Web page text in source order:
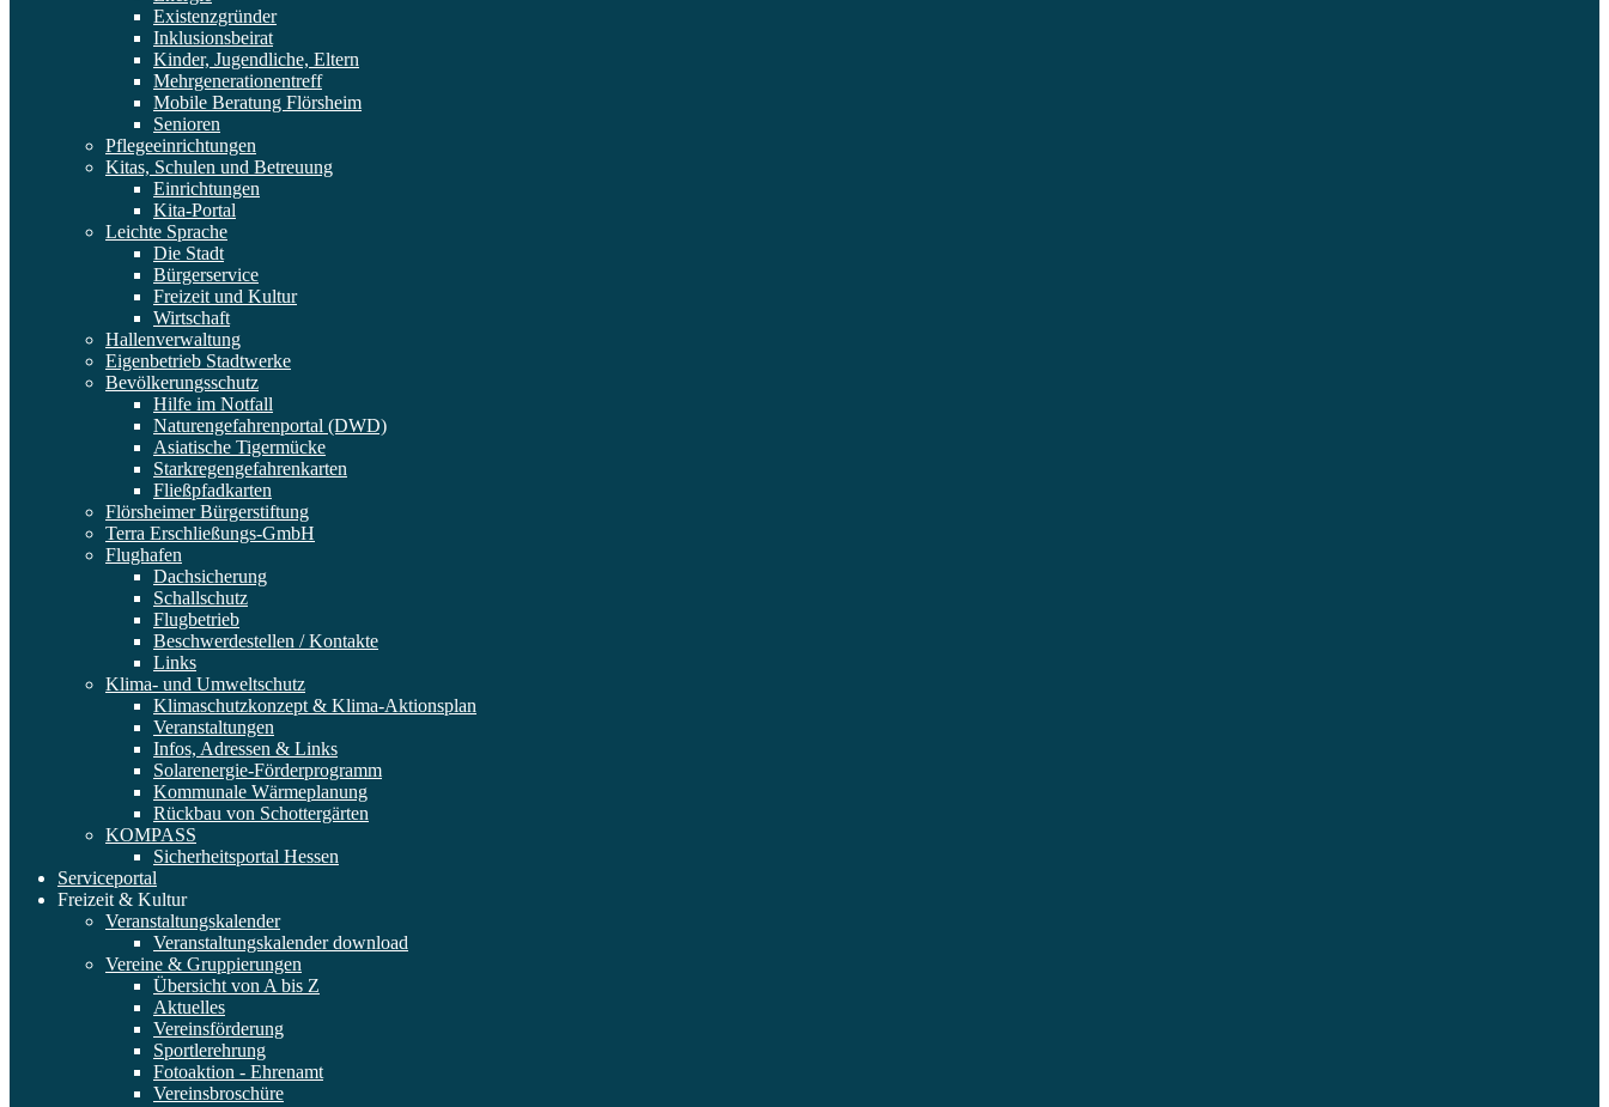
Existenzgründer
Inklusionsbeirat
Kinder, Jugendliche, Eltern
Mehrgenerationentreff
Mobile Beratung Flörsheim
Senioren
Pflegeeinrichtungen
Kitas, Schulen und Betreuung
Einrichtungen
Kita-Portal
Leichte Sprache
Die Stadt
Bürgerservice
Freizeit und Kultur
Wirtschaft
Hallenverwaltung
Eigenbetrieb Stadtwerke
Bevölkerungsschutz
Hilfe im Notfall
Naturengefahrenportal (DWD)
Asiatische Tigermücke
Starkregengefahrenkarten
Fließpfadkarten
Flörsheimer Bürgerstiftung
Terra Erschließungs-GmbH
Flughafen
Dachsicherung
Schallschutz
Flugbetrieb
Beschwerdestellen / Kontakte
Links
Klima- und Umweltschutz
Klimaschutzkonzept & Klima-Aktionsplan
Veranstaltungen
Infos, Adressen & Links
Solarenergie-Förderprogramm
Kommunale Wärmeplanung
Rückbau von Schottergärten
KOMPASS
Sicherheitsportal Hessen
Serviceportal
Freizeit & Kultur
Veranstaltungskalender
Veranstaltungskalender download
Vereine & Gruppierungen
Übersicht von A bis Z
Aktuelles
Vereinsförderung
Sportlerehrung
Fotoaktion - Ehrenamt
Vereinsbroschüre